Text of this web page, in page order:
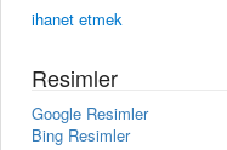
ihanet etmek
Resimler
Google Resimler
Bing Resimler